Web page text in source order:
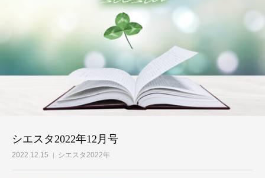
シエスタ2022年12月号
2022.12.15 シエスタ2022年